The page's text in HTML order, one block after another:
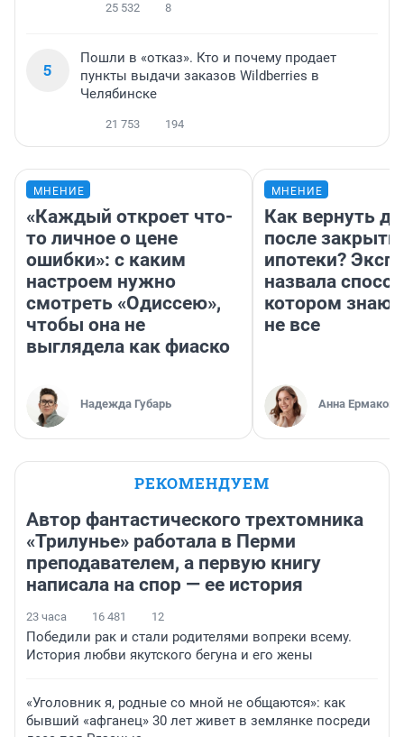
25 532 8
5
Пошли в «отказ». Кто и почему продает
пункты выдачи заказов Wildberries в
Челябинске
21 753 194
МНЕНИЕ
«Каждый откроет что-
то личное о цене
ошибки»: с каким
настроем нужно
смотреть «Одиссею»,
чтобы она не
выглядела как фиаско
Надежда Губарь
МНЕНИЕ
Как вернуть
после
ипотеки?
назвала
котором
не все
Анна Ермакова
РЕКОМЕНДУЕМ
Автор фантастического трехтомника
«Трилунье» работала в Перми
преподавателем, а первую книгу
написала на спор — ее история
23 часа 16 481 12
Победили рак и стали родителями вопреки всему.
История любви якутского бегуна и его жены
«Уголовник я, родные со мной не общаются»: как
бывший «афганец» 30 лет живет в землянке посреди